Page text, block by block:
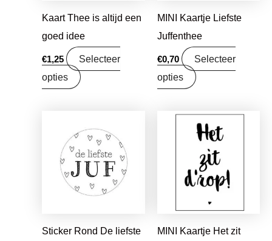
Kaart Thee is altijd een
goed idee
€1,25
Selecteer
opties
MINI Kaartje Liefste
Juffenthee
€0,70
Selecteer
opties
Sticker Rond De liefste
MINI Kaartje Het zit